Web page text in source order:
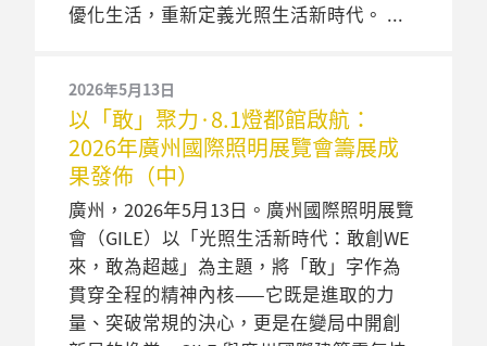
優化生活，重新定義光照生活新時代。
2026年5月13日
以「敢」聚力·8.1燈都館啟航：
2026年廣州國際照明展覽會籌展成
果發佈（中）
廣州，2026年5月13日。廣州國際照明展覽
會（GILE）以「光照生活新時代：敢創WE
來，敢為超越」為主題，將「敢」字作為
貫穿全程的精神內核——它既是進取的力
量、突破常規的決心，更是在變局中開創